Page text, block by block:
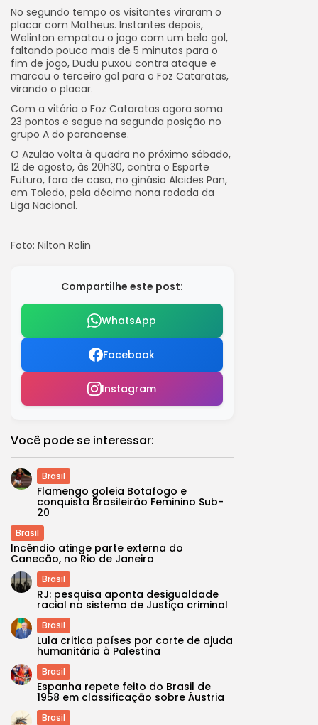
No segundo tempo os visitantes viraram o
placar com Matheus. Instantes depois,
Welinton empatou o jogo com um belo gol,
faltando pouco mais de 5 minutos para o
fim de jogo, Dudu puxou contra ataque e
marcou o terceiro gol para o Foz Cataratas,
virando o placar.
Com a vitória o Foz Cataratas agora soma
23 pontos e segue na segunda posição no
grupo A do paranaense.
O Azulão volta à quadra no próximo sábado,
12 de agosto, às 20h30, contra o Esporte
Futuro, fora de casa, no ginásio Alcides Pan,
em Toledo, pela décima nona rodada da
Liga Nacional.
Foto: Nilton Rolin
Compartilhe este post:
WhatsApp
Facebook
Instagram
Você pode se interessar:
Brasil
Flamengo goleia Botafogo e
conquista Brasileirão Feminino Sub-
20
Brasil
Incêndio atinge parte externa do
Canecão, no Rio de Janeiro
Brasil
RJ: pesquisa aponta desigualdade
racial no sistema de Justiça criminal
Brasil
Lula critica países por corte de ajuda
humanitária à Palestina
Brasil
Espanha repete feito do Brasil de
1958 em classificação sobre Áustria
Brasil